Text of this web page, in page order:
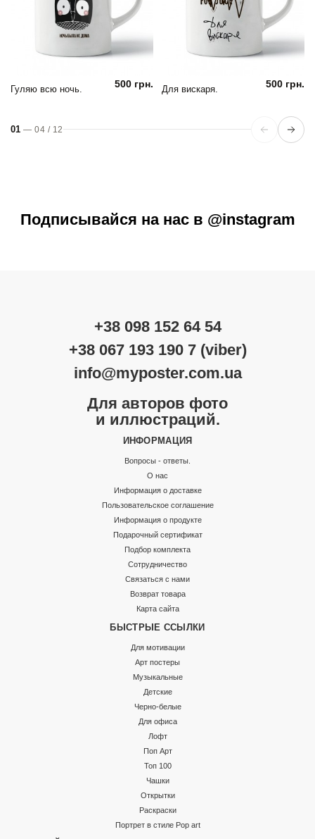
Гуляю всю ночь. 500 грн. Для вискаря. 500 грн.
01 —04 / 12
Подписывайся на нас в @instagram
+38 098 152 64 54
+38 067 193 190 7 (viber)
info@myposter.com.ua
Для авторов фото
и иллюстраций.
ИНФОРМАЦИЯ
Вопросы - ответы.
О нас
Информация о доставке
Пользовательское соглашение
Информация о продукте
Подарочный сертификат
Подбор комплекта
Сотрудничество
Связаться с нами
Возврат товара
Карта сайта
БЫСТРЫЕ ССЫЛКИ
Для мотивации
Арт постеры
Музыкальные
Детские
Черно-белые
Для офиса
Лофт
Поп Арт
Топ 100
Чашки
Открытки
Раскраски
Портрет в стиле Pop art